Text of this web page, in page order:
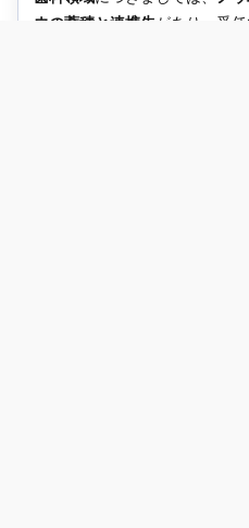
ウの蓄積と連携先 があり、受